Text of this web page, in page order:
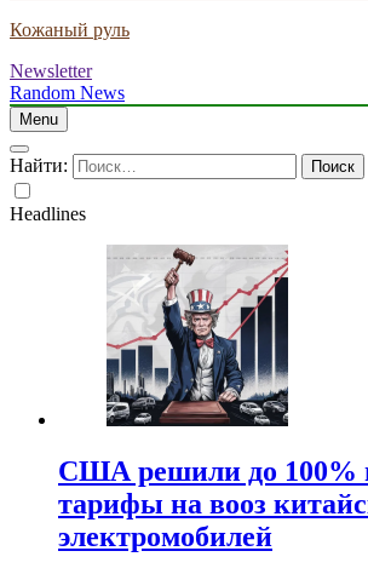
Кожаный руль
Newsletter
Random News
Menu
Найти:
Headlines
США решили до 100%
тарифы на вооз
электромобилей